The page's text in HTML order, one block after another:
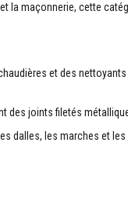
la maçonnerie, cette
et des
des joints filetés
dalles, les marches et